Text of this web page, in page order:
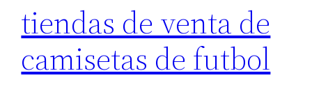
tiendas de venta de
camisetas de futbol